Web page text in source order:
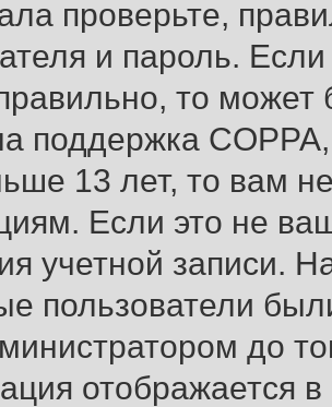
проверьте,
и пароль.
то может
поддержка
13 лет, то вам
Если это не
учетной записи.
пользователи
до
отображается